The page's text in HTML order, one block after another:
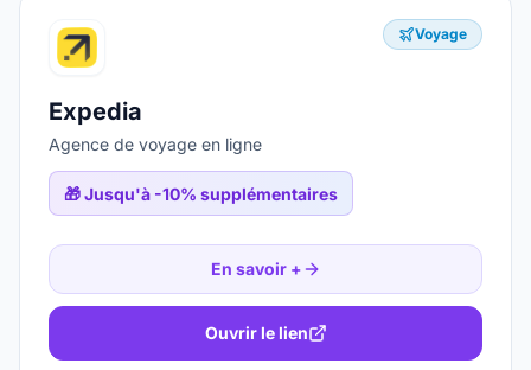
Voyage
Expedia
Agence de voyage en ligne
🎁Jusqu'à -10% supplémentaires
En savoir +
Ouvrir le lien